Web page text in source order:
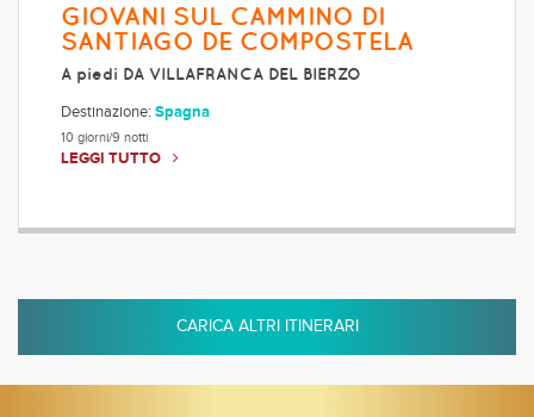
GIOVANI SUL CAMMINO DI
SANTIAGO DE COMPOSTELA
A piedi DA VILLAFRANCA DEL BIERZO
Destinazione: Spagna
10 giorni/9 notti
LEGGI TUTTO
CARICA ALTRI ITINERARI